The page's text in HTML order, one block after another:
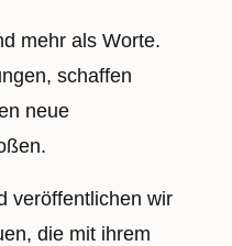
mehr als Worte.
schaffen
neue
veröffentlichen wir
die mit ihrem